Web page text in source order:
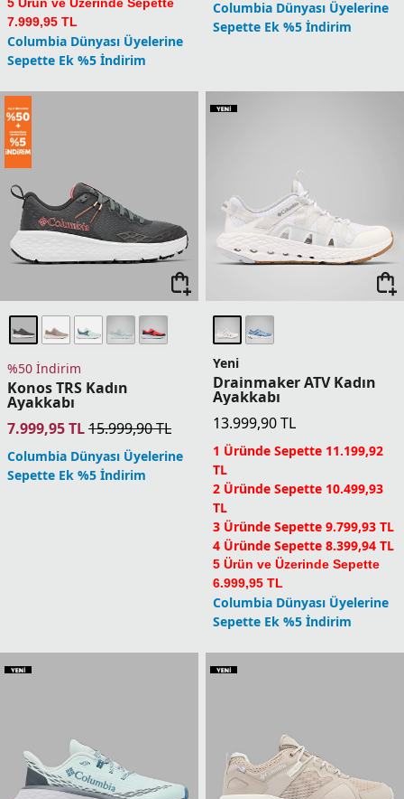
5 Ürün ve Üzerinde Sepette
7.999,95 TL
Columbia Dünyası Üyelerine
Sepette Ek %5 İndirim
Columbia Dünyası Üyelerine
Sepette Ek %5 İndirim
%50 İndirim
Konos TRS Kadın
Ayakkabı
7.999,95TL15.999,90TL
Columbia Dünyası Üyelerine
Sepette Ek %5 İndirim
Yeni
Drainmaker ATV Kadın
Ayakkabı
13.999,90TL
1 Üründe Sepette 11.199,92
TL
2 Üründe Sepette 10.499,93
TL
3 Üründe Sepette 9.799,93 TL
4 Üründe Sepette 8.399,94 TL
5 Ürün ve Üzerinde Sepette
6.999,95 TL
Columbia Dünyası Üyelerine
Sepette Ek %5 İndirim